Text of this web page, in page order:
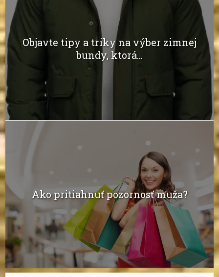
Objavte tipy a triky na výber zimnej
bundy, ktorá...
Ako pritiahnuť pozornosť muža?